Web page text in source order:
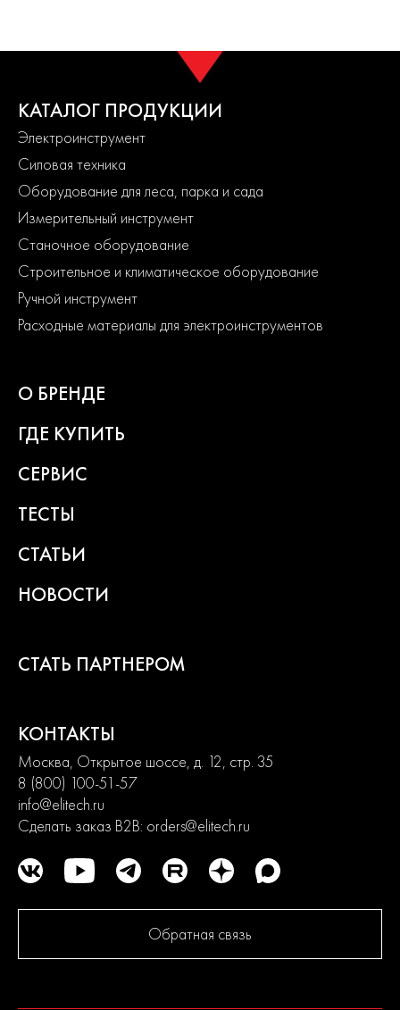
КАТАЛОГ ПРОДУКЦИИ
Электроинструмент
Силовая техника
Оборудование для леса, парка и сада
Измерительный инструмент
Станочное оборудование
Строительное и климатическое оборудование
Ручной инструмент
Расходные материалы для электроинструментов
О БРЕНДЕ
ГДЕ КУПИТЬ
СЕРВИС
ТЕСТЫ
СТАТЬИ
НОВОСТИ
СТАТЬ ПАРТНЕРОМ
КОНТАКТЫ
Москва, Открытое шоссе, д. 12, стр. 35
8 (800) 100-51-57
info@elitech.ru
Сделать заказ B2B: orders@elitech.ru
Обратная связь